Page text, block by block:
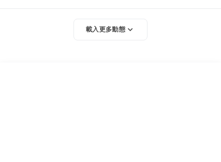
載入更多動態